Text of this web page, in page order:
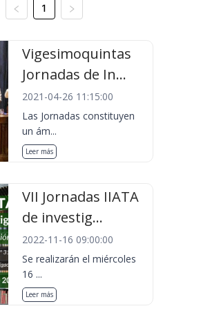
1
Vigesimoquintas
Jornadas de In...
2021-04-26 11:15:00
Las Jornadas constituyen
un ám...
Leer más
VII Jornadas IIATA
de investig...
2022-11-16 09:00:00
Se realizarán el miércoles
16 ...
Leer más